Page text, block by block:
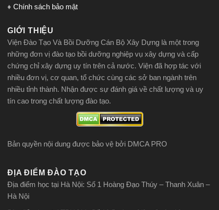
♦ Chính sách bảo mật
GIỚI THIỆU
Viện Đào Tạo Và Bồi Dưỡng Cán Bộ Xây Dựng là một trong
những đơn vị đào tạo bồi dưỡng nghiệp vụ xây dựng và cấp
chứng chỉ xây dựng uy tín trên cả nước. Viện đã hợp tác với
nhiều đơn vị, cơ quan, tổ chức cùng các sở ban ngành trên
nhiều tỉnh thành. Nhận được sự đánh giá về chất lượng và uy
tín cao trong chất lượng đào tạo.
Bản quyền nội dung được bảo vệ bởi DMCA PRO
ĐỊA ĐIỂM ĐÀO TẠO
Địa điểm học tại Hà Nội: Số 1 Hoàng Đạo Thúy – Thanh Xuân –
Hà Nội